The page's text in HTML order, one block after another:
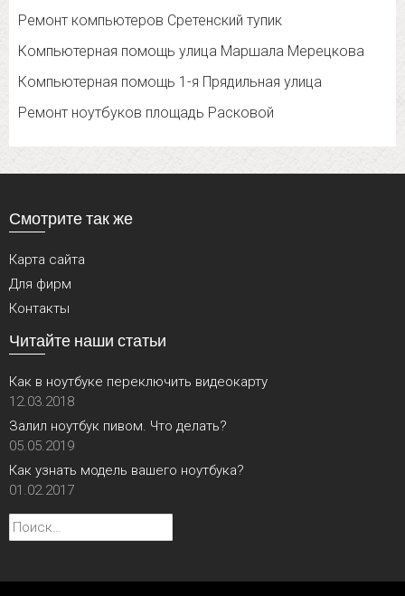
Ремонт компьютеров Сретенский тупик
Компьютерная помощь улица Маршала Мерецкова
Компьютерная помощь 1-я Прядильная улица
Ремонт ноутбуков площадь Расковой
Смотрите так же
Карта сайта
Для фирм
Контакты
Читайте наши статьи
Как в ноутбуке переключить видеокарту
12.03.2018
Залил ноутбук пивом. Что делать?
05.05.2019
Как узнать модель вашего ноутбука?
01.02.2017
Найти: